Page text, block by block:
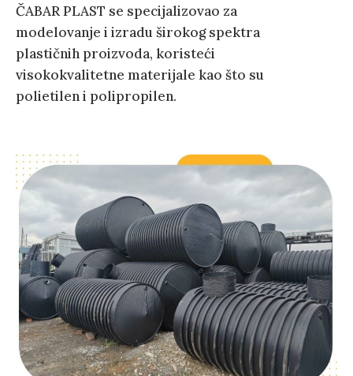
ČABAR PLAST se specijalizovao za
modelovanje i izradu širokog spektra
plastičnih proizvoda, koristeći
visokokvalitetne materijale kao što su
polietilen i polipropilen.